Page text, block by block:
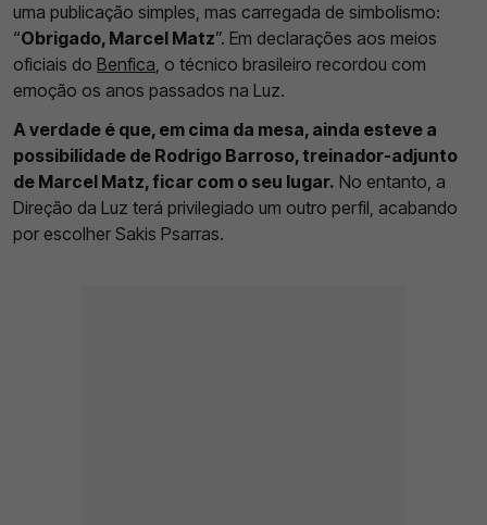
uma publicação simples, mas carregada de simbolismo:
“Obrigado, Marcel Matz”. Em declarações aos meios
oficiais do Benfica, o técnico brasileiro recordou com
emoção os anos passados na Luz.
A verdade é que, em cima da mesa, ainda esteve a
possibilidade de Rodrigo Barroso, treinador-adjunto
de Marcel Matz, ficar com o seu lugar. No entanto, a
Direção da Luz terá privilegiado um outro perfil, acabando
por escolher Sakis Psarras.